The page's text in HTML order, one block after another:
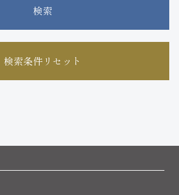
検索
検索条件リセット